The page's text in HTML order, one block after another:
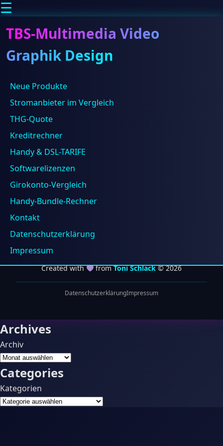
☰
TBS-Multimedia Video
Graphik Design
Neue Produkte
Stromanbieter im Vergleich
THG-Quote
Kreditrechner
Handy & DSL-TARIFE
Softwarelizenzen
Girokonto-Vergleich
Handy-Bundle-Rechner
Kontakt
Datenschutzerklärung
Impressum
Home
About
Created with fromToni Schlack© 2026
DatenschutzerklärungImpressum
Archives
Archiv
Categories
Kategorien